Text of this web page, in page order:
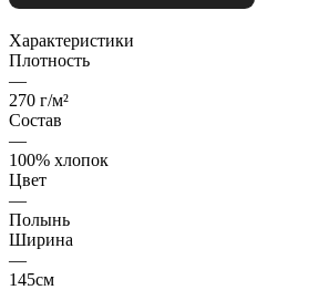
Характеристики
Плотность
—
270 г/м²
Состав
—
100% хлопок
Цвет
—
Полынь
Ширина
—
145см